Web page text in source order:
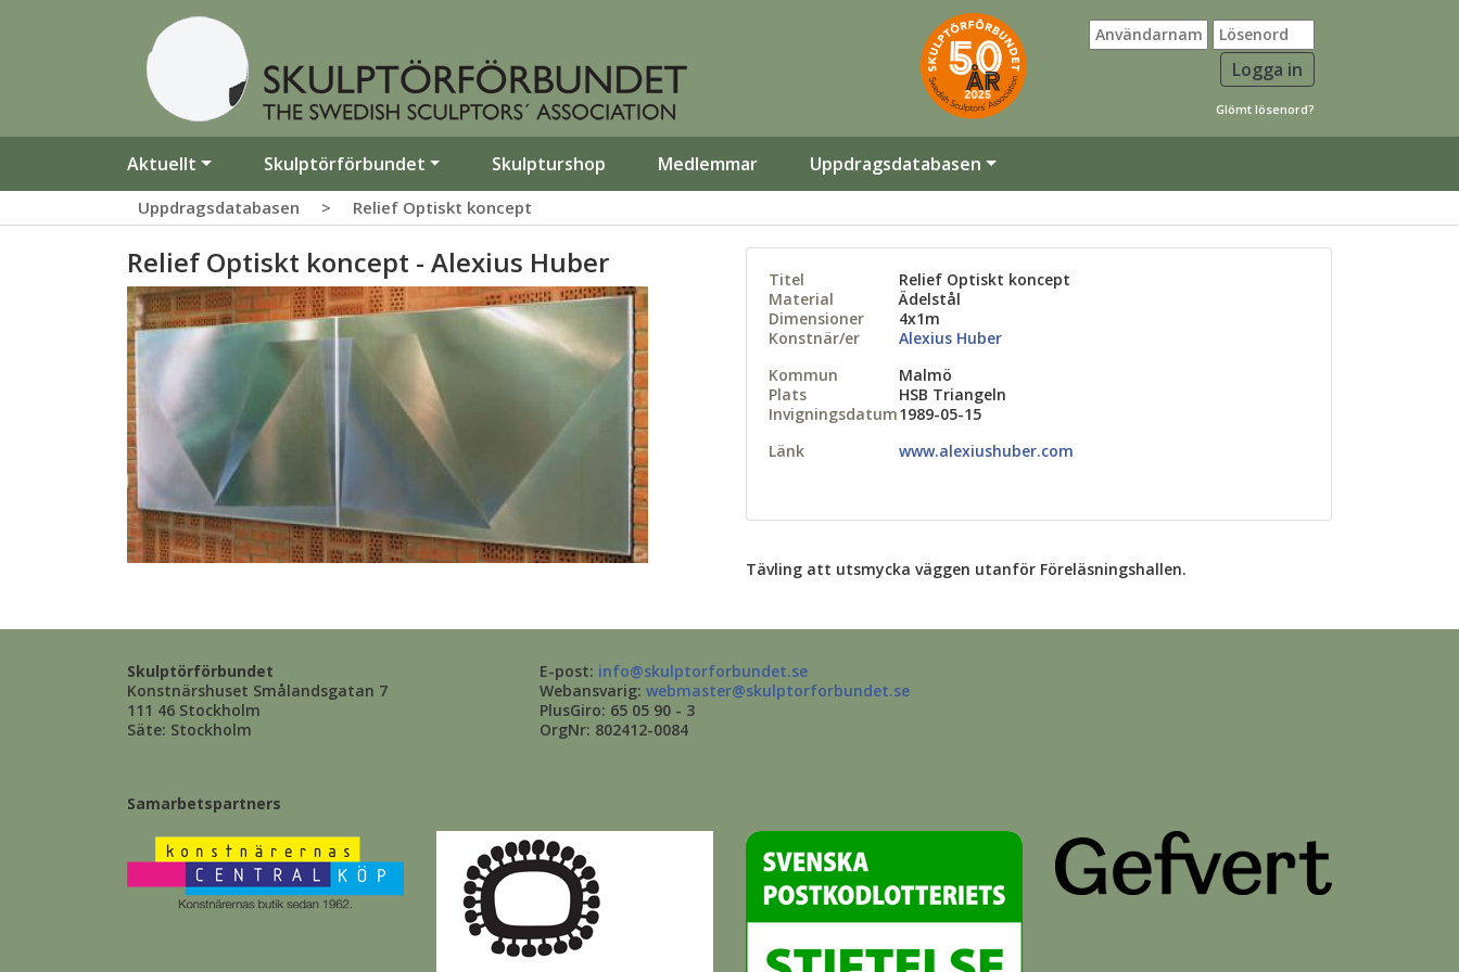
Glömt lösenord?
Aktuellt Skulptörförbundet Skulpturshop Medlemmar Uppdragsdatabasen
Uppdragsdatabasen > Relief Optiskt koncept
Relief Optiskt koncept - Alexius Huber Titel
Relief Optiskt koncept
Material
Ädelstål
Dimensioner
4x1m
Konstnär/er
Alexius Huber
Kommun
Malmö
Plats
HSB Triangeln
Invigningsdatum1989-05-15
Länk
www.alexiushuber.com
Tävling att utsmycka väggen utanför Föreläsningshallen.
Skulptörförbundet
Konstnärshuset Smålandsgatan 7
111 46 Stockholm
Säte: Stockholm
E-post: info@skulptorforbundet.se
Webansvarig: webmaster@skulptorforbundet.se
PlusGiro: 65 05 90 - 3
OrgNr: 802412-0084
Samarbetspartners